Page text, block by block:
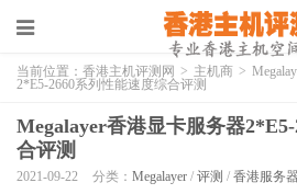
当前位置： 香港主机评测网 > 主机商 >
2*E5-2660系列性能速度综合评测
Megalayer香港显卡服务器
合评测
2021-09-22 分类： Megalayer / 评测 / 香港服务器